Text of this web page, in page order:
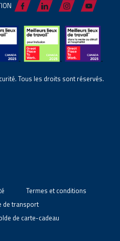
Tous les droits sont réservés.
Termes et conditions
de transport
de carte-cadeau